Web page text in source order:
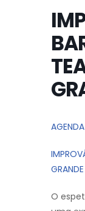
GRANDE
O